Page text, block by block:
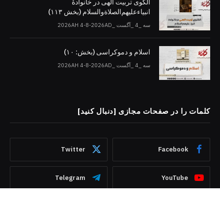
الگوی تربیت الهی در خانوادۀ
انبیاءعلیهم‌الصلاةو‌السلام (بخش ۱۱۳)
سه _4 _آگست _2026AH 4-8-2026AD
اسلام و دموکراسی (بخش: ۱۰)
سه _4 _آگست _2026AH 4-8-2026AD
کلمات را در صفحات مجازی [دنبال کنید]
Facebook
Twitter
YouTube
Telegram